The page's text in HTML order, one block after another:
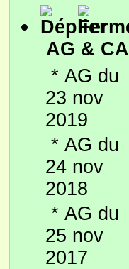
AG & CA
* AG du
23 nov
2019
* AG du
24 nov
2018
* AG du
25 nov
2017